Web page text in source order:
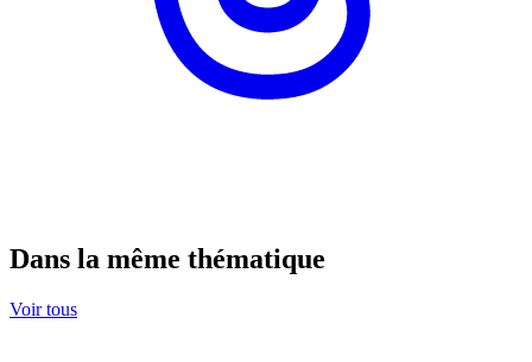
Dans la même thématique
Voir tous